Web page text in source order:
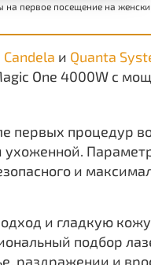
на первое посещение на
Candela и Quanta
One 4000W с
первых процедур
ухоженной.
и
и гладкую
подбор
раздражении и